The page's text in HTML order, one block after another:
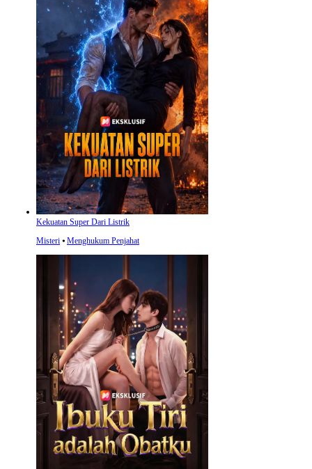
Kekuatan Super Dari Listrik
Misteri ⦁ Menghukum Penjahat